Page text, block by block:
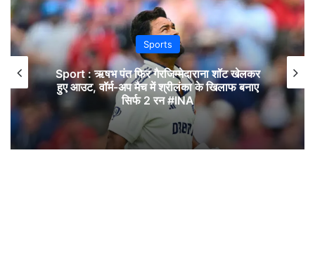
Sports
Sport : ऋषभ पंत फिर गैरजिम्मेदाराना शॉट खेलकर
हुए आउट, वॉर्म-अप मैच में श्रीलंका के खिलाफ बनाए
सिर्फ 2 रन #INA